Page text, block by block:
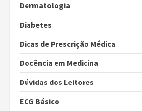
Dermatologia
Diabetes
Dicas de Prescrição Médica
Docência em Medicina
Dúvidas dos Leitores
ECG Básico